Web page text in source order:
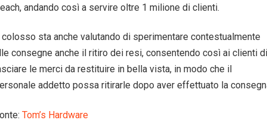
andando così a servire oltre 1 milione di clienti.
sta anche valutando di sperimentare contestualmente
consegne anche il ritiro dei resi, consentendo così ai clienti di
le merci da restituire in bella vista, in modo che il
addetto possa ritirarle dopo aver effettuato la
Tom’s Hardware